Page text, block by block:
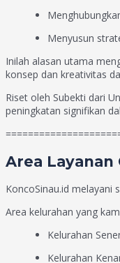
Menyusun
Inilah alasan utama
konsep dan kreativitas
Riset oleh Subekti dari
peningkatan signifikan
Area Layanan
KoncoSinau.id melayani
Area kelurahan yang
Kelurahan
Kelurahan